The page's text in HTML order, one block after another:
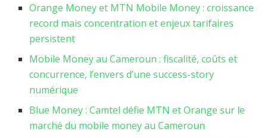
Orange Money et MTN Mobile Money : croissance
record mais concentration et enjeux tarifaires
persistent
Mobile Money au Cameroun : fiscalité, coûts et
concurrence, l’envers d’une success-story
numérique
Blue Money : Camtel défie MTN et Orange sur le
marché du mobile money au Cameroun